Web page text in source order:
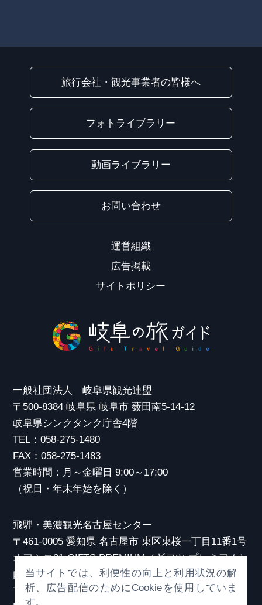
旅行会社・観光事業者の皆様へ
フォトライブラリー
動画ライブラリー
お問い合わせ
運営組織
広告掲載
サイトポリシー
一般社団法人 岐阜県観光連盟
〒500-8384 岐阜県 岐阜市 薮田南5-14-12
岐阜県シンクタンク庁舎4階
TEL：058-275-1480
FAX：058-275-1483
営業時間：月～金曜日 9:00～17:00
（祝日・年末年始を除く）
飛騨・美濃観光名古屋センター
〒461-0005 愛知県 名古屋市 東区東桜一丁目11番1号
オアシス21 GIFTS PREMIUM（ギフツ プレミアム）
内
TEL：052-253-6185
当サイトでは、利便性の向上と利用状況の解
析、広告配信のためにCookieを使用していま
す。